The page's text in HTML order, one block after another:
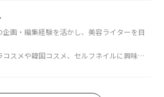
診断によるイメージコンサルティングも行っ
企画・編集経験を活かし、美容ライターを目
コスメや韓国コスメ、セルフネイルに興味が
品検定1級保有。